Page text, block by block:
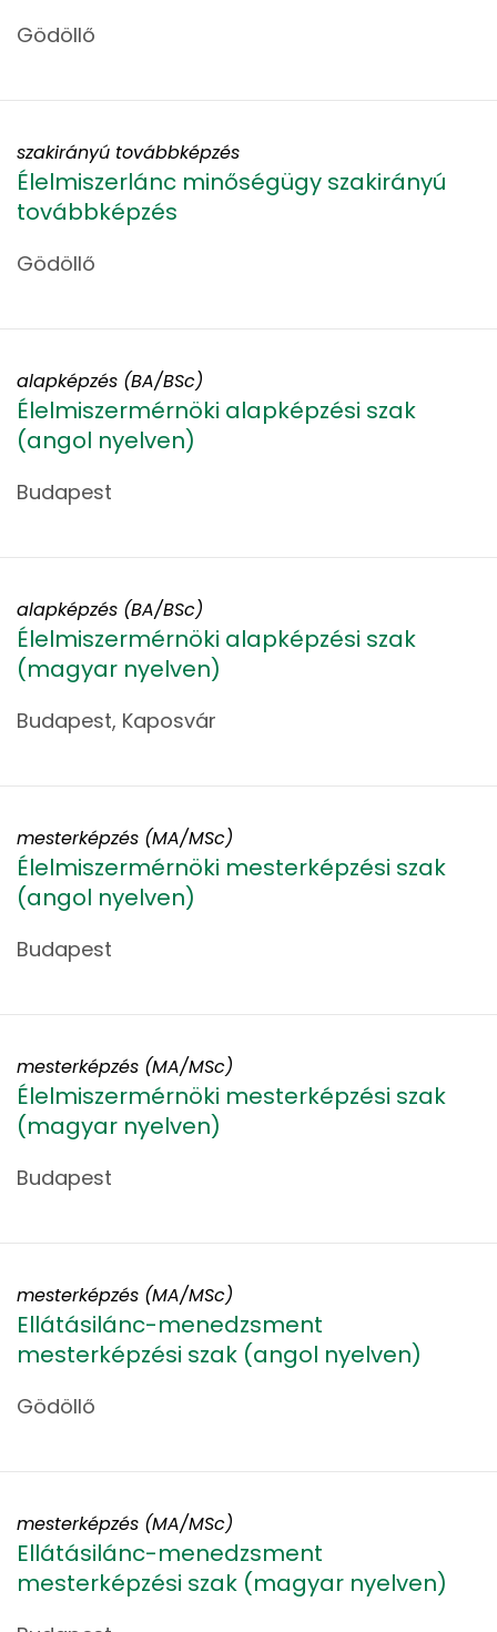
Gödöllő
Élelmiszerlánc minőségügy szakirányú
továbbképzés
Gödöllő
szakirányú továbbképzés
Élelmiszermérnöki alapképzési szak
(angol nyelven)
Budapest
alapképzés (BA/BSc)
Élelmiszermérnöki alapképzési szak
(magyar nyelven)
Budapest, Kaposvár
alapképzés (BA/BSc)
Élelmiszermérnöki mesterképzési szak
(angol nyelven)
Budapest
mesterképzés (MA/MSc)
Élelmiszermérnöki mesterképzési szak
(magyar nyelven)
Budapest
mesterképzés (MA/MSc)
Ellátásilánc-menedzsment
mesterképzési szak (angol nyelven)
Gödöllő
mesterképzés (MA/MSc)
Ellátásilánc-menedzsment
mesterképzési szak (magyar nyelven)
mesterképzés (MA/MSc)